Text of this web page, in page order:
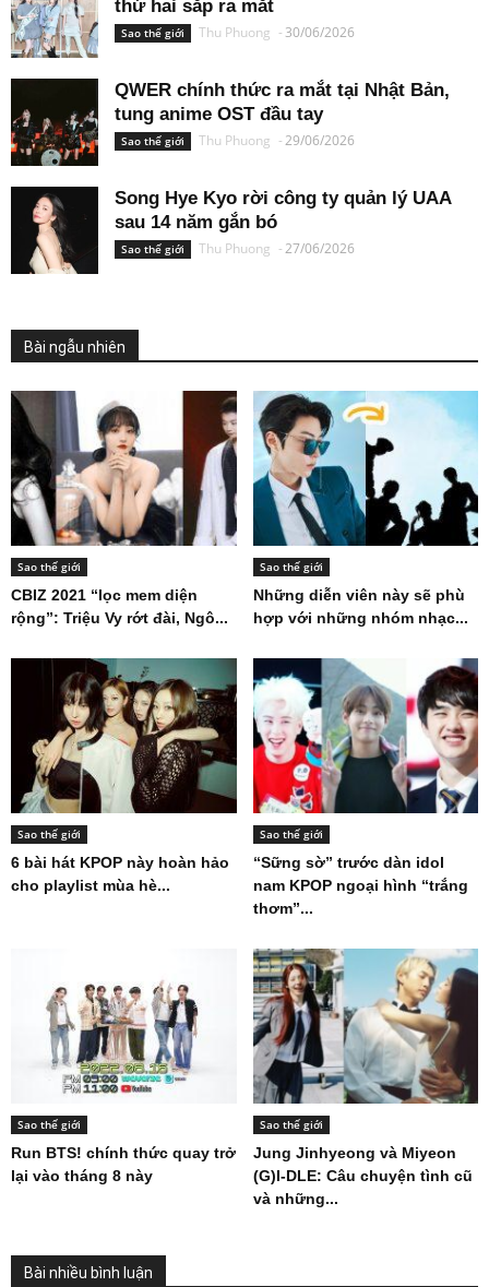
thứ hai sắp ra mắt
Sao thế giới Thu Phuong - 30/06/2026
QWER chính thức ra mắt tại Nhật Bản,
tung anime OST đầu tay
Sao thế giới Thu Phuong -29/06/2026
Song Hye Kyo rời công ty quản lý UAA
sau 14 năm gắn bó
Sao thế giới Thu Phuong -27/06/2026
Bài ngẫu nhiên
Sao thế giới
CBIZ 2021 “lọc mem diện
rộng”: Triệu Vy rớt đài, Ngô...
Sao thế giới
Những diễn viên này sẽ phù
hợp với những nhóm nhạc...
Sao thế giới
6 bài hát KPOP này hoàn hảo
cho playlist mùa hè...
Sao thế giới
“Sững sờ” trước dàn idol
nam KPOP ngoại hình “trắng
thơm”...
Sao thế giới
Run BTS! chính thức quay trở
lại vào tháng 8 này
Sao thế giới
Jung Jinhyeong và Miyeon
(G)I-DLE: Câu chuyện tình cũ
và những...
Bài nhiều bình luận